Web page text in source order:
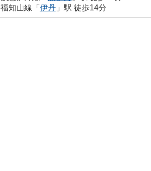
福知山線「 伊丹」駅 徒歩14分